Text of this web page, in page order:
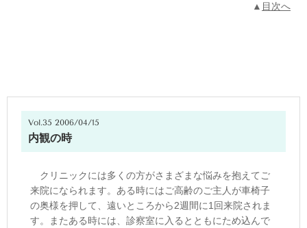
▲ 目次へ
Vol.35 2006/04/15
内観の時
クリニックには多くの方がさまざまな悩みを抱えてご
来院になられます。ある時にはご高齢のご主人が車椅子
の奥様を押して、遠いところから2週間に1回来院されま
す。またある時には、診察室に入るとともにため込んで